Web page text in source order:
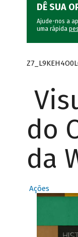
DÊ SUA
Ajude-nos a
uma rápida
do
da
Ações